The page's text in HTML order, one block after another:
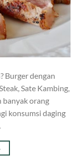
Burger dengan
Sate Kambing,
banyak orang
konsumsi daging